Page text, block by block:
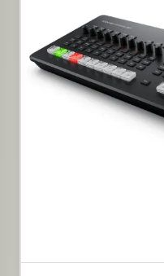
audio Fairlight à 156
dynamique.